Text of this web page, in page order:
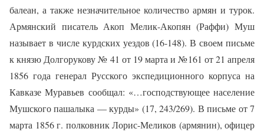
балеан, а также незначительное количество армян и турок.
Армянский писатель Акоп Мелик-Акопян (Раффи) Муш
называет в числе курдских уездов (16-148). В своем письме
к князю Долгорукову № 41 от 19 марта и №161 от 21 апреля
1856 года генерал Русского экспедиционного корпуса на
Кавказе Муравьев сообщал: «…господствующее население
Мушского пашалыка — курды» (17, 243/269). В письме от 7
марта 1856 г. полковник Лорис-Меликов (армянин), офицер